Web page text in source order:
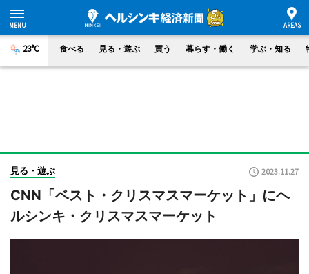
23°C 食べる 見る・遊ぶ 買う 暮らす・働く 学ぶ・知る
見る・遊ぶ 2023.11.27
CNN「ベスト・クリスマスマーケット」にヘ
ルシンキ・クリスマスマーケット